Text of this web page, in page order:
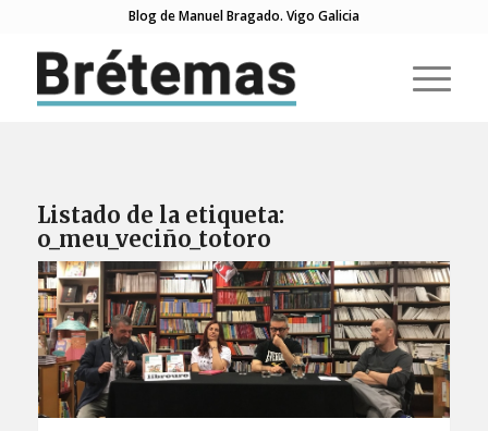
Blog de Manuel Bragado. Vigo Galicia
Listado de la etiqueta:
o_meu_veciño_totoro